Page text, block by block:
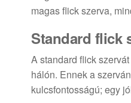
magas flick szerva,
Standard flick
A standard flick
hálón. Ennek a
kulcsfontosságú; egy